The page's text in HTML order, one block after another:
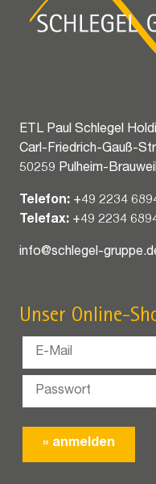
ETL Paul Schlegel
Carl-Friedrich-Gauß-
50259 Pulheim-
Telefon: +49 2234
Telefax: +49 2234
info@schlegel-
Unser Online-